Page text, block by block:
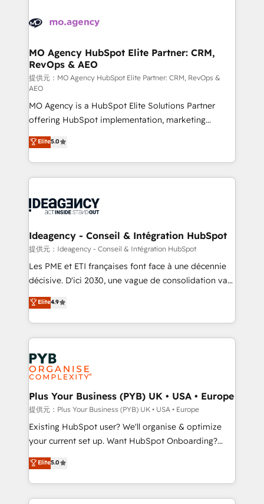
expertise to deliver the solutions you need.
WordPress and legacy CRMs, turning fragmented
architectures that accelerate revenue operations and
performance. - Multi-object CRM migration, cleanup,
and implementation. - Pre-built and custom
integrations across your full tech stack. - Custom
object setup, CMS builds, and full-funnel automation.
- Dashboards, lifecycle campaigns, and lead
nurturing sequences. - Cross-hub setup across
Marketing, Sales, Operations, and Service Hubs. -
Ongoing optimization, managed support, and
scalable retainers. Let’s make HubSpot your most
drive results.
MO Agency HubSpot Elite Partner: CRM,
RevOps & AEO
提供元：MO Agency HubSpot Elite Partner: CRM, RevOps &
AEO
MO Agency is a HubSpot Elite Solutions Partner
offering HubSpot implementation, marketing
automation, CRM and RevOps consulting, data
architecture, sales enablement, lifecycle automation,
lead scoring and revenue reporting. HubSpot,
Salesforce and integrated enterprise stacks. Digital
Generative Engine Optimisation (AI Search),
B2B SEO, paid media, and content. We work with
enterprise and growth-led companies across
technology, professional services, financial services
and industrial sectors. Offices in Johannesburg, Cape
implementations delivered. AI visibility coverage
across ChatGPT, Claude, Perplexity, Gemini and
Innovation HubSpot Impact Award - Platform
Migration Excellence HubSpot Impact Award -
professionals.
Elite5.0
Ideagency - Conseil & Intégration HubSpot
提供元：Ideagency - Conseil & Intégration HubSpot
Les PME et ETI françaises font face à une décennie
décisive. D'ici 2030, une vague de consolidation va
recomposer le marché. Seules survivront les
entreprises qui auront réussi leur transformation. Le
problème ? 58% des dirigeants savent que l'IA est
vitale pour leur survie. Mais 57% n'ont aucune
stratégie. Et 43% ne maîtrisent même pas leurs
données. C'est le paradoxe français : conscience
totale, action nulle. La solution s'appelle l'Entreprise
Augmentée. Ce n'est pas une entreprise qui utilise
l'IA. C'est une organisation qui a réussi la symbiose
entre l'expertise humaine et l'intelligence artificielle.
Pas pour remplacer l'humain, mais pour l'augmenter.
transformation. D'abord les fondations : des
données unifiées, des processus alignés. Ensuite
Elite4.9
Plus Your Business (PYB) UK • USA • Europe
提供元：Plus Your Business (PYB) UK • USA • Europe
Existing HubSpot user? We'll organise & optimize
your current set up. Want HubSpot Onboarding?
We'll customise your CRM & automate your business
processes. Welcome to our Profile! We can help
with... • CRM implementation, reports & workflows,
and team training • CRM migration: Salesforce,
Elite5.0